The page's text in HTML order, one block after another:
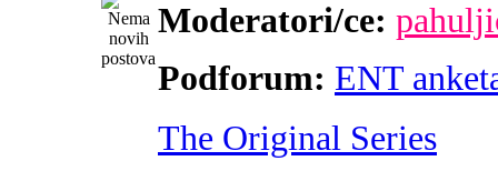
Moderatori/ce:
Podforum: ENT
The Original Series